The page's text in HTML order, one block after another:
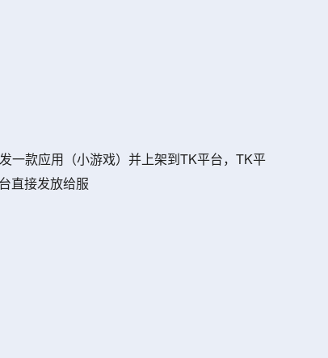
一款应用（小游戏）并上架到TK平台，TK平
直接发放给服